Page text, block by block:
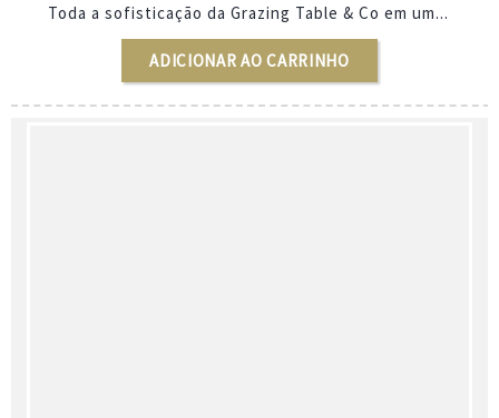
Toda a sofisticação da Grazing Table & Co em um...
ADICIONAR AO CARRINHO